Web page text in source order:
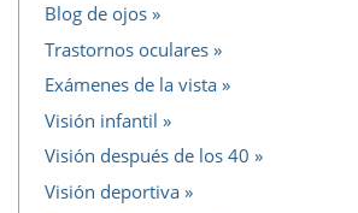
Blog de ojos
Trastornos oculares
Exámenes de la vista
Visión infantil
Visión después de los 40
Visión deportiva